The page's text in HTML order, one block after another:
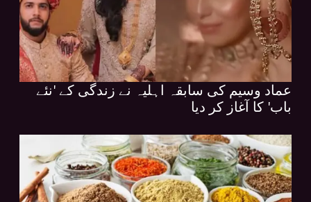
عماد وسیم کی سابقہ اہلیہ نے زندگی کے 'نئے
باب' کا آغاز کر دیا